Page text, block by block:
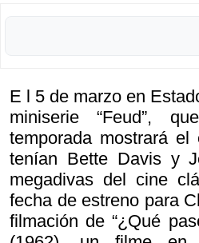
E l 5 de marzo en
miniserie “Feud”,
temporada mostrará
tenían Bette Davis y
megadivas del cine
fecha de estreno para
filmación de “¿Qué